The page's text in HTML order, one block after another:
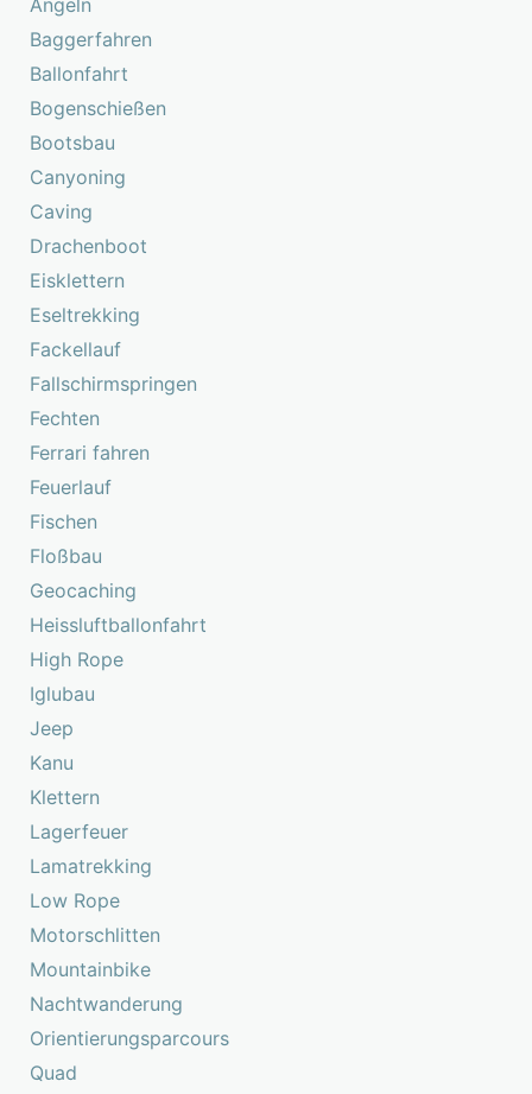
Angeln
Baggerfahren
Ballonfahrt
Bogenschießen
Bootsbau
Canyoning
Caving
Drachenboot
Eisklettern
Eseltrekking
Fackellauf
Fallschirmspringen
Fechten
Ferrari fahren
Feuerlauf
Fischen
Floßbau
Geocaching
Heissluftballonfahrt
High Rope
Iglubau
Jeep
Kanu
Klettern
Lagerfeuer
Lamatrekking
Low Rope
Motorschlitten
Mountainbike
Nachtwanderung
Orientierungsparcours
Quad